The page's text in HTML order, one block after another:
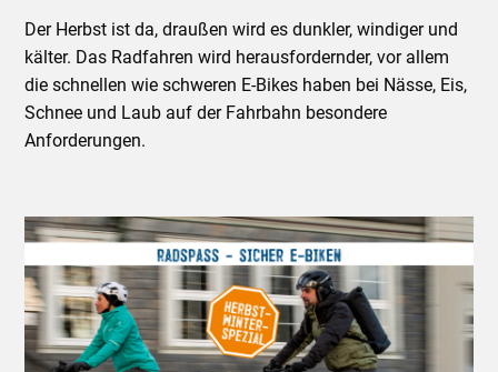
Der Herbst ist da, draußen wird es dunkler, windiger und
kälter. Das Radfahren wird herausfordernder, vor allem
die schnellen wie schweren E-Bikes haben bei Nässe, Eis,
Schnee und Laub auf der Fahrbahn besondere
Anforderungen.